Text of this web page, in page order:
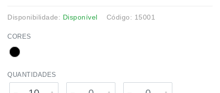
Disponibilidade: Disponível Código: 15001
CORES
QUANTIDADES